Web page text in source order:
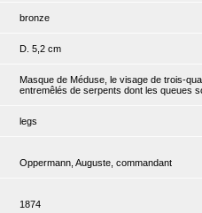
bronze
D. 5,2 cm
Masque de Méduse, le visage de trois-
entremêlés de serpents dont les queues
legs
Oppermann, Auguste, commandant
1874